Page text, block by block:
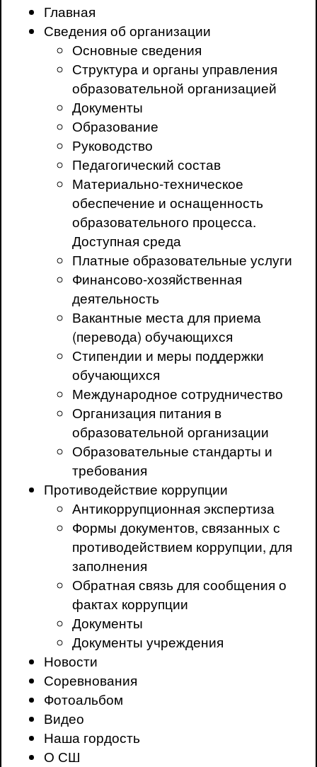
Главная
Сведения об организации
Основные сведения
Структура и органы управления
образовательной организацией
Документы
Образование
Руководство
Педагогический состав
Материально-техническое
обеспечение и оснащенность
образовательного процесса.
Доступная среда
Платные образовательные услуги
Финансово-хозяйственная
деятельность
Вакантные места для приема
(перевода) обучающихся
Стипендии и меры поддержки
обучающихся
Международное сотрудничество
Организация питания в
образовательной организации
Образовательные стандарты и
требования
Противодействие коррупции
Антикоррупционная экспертиза
Формы документов, связанных с
противодействием коррупции, для
заполнения
Обратная связь для сообщения о
фактах коррупции
Документы
Документы учреждения
Новости
Соревнования
Фотоальбом
Видео
Наша гордость
О СШ